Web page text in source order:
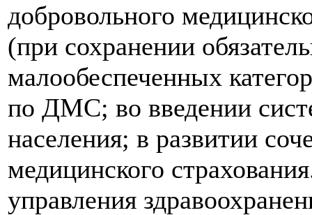
добровольного
(при сохранении
малообеспеченных
по ДМС; во введении
населения; в развитии
медицинского
управления